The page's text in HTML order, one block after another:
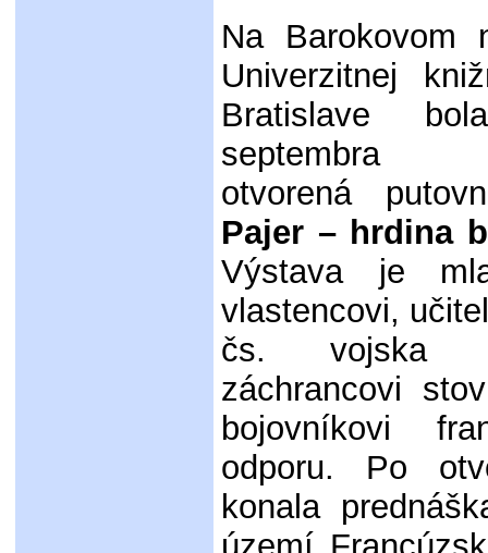
Na Barokovom
Univerzitnej
Bratislave
septembra
otvorená
Pajer – hrdina
Výstava je
vlastencovi,
čs. vojska
záchrancovi
bojovníkovi
odporu. Po
konala